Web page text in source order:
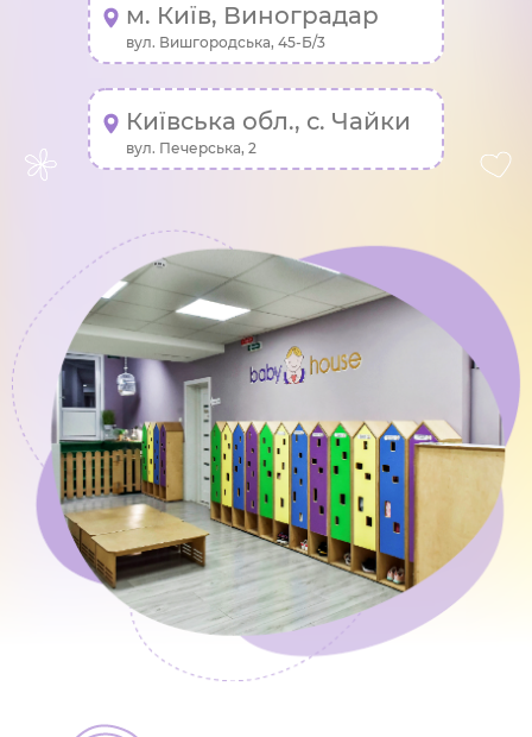
м. Київ, Виноградар
вул. Вишгородська, 45-Б/3
Київська обл., с. Чайки
вул. Печерська, 2